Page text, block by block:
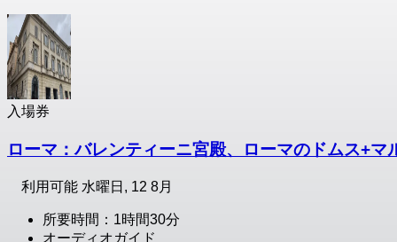
入場券
ローマ：バレンティーニ宮殿、ローマのドムス+マ
利用可能 水曜日, 12 8月
所要時間：1時間30分
オーディオガイド